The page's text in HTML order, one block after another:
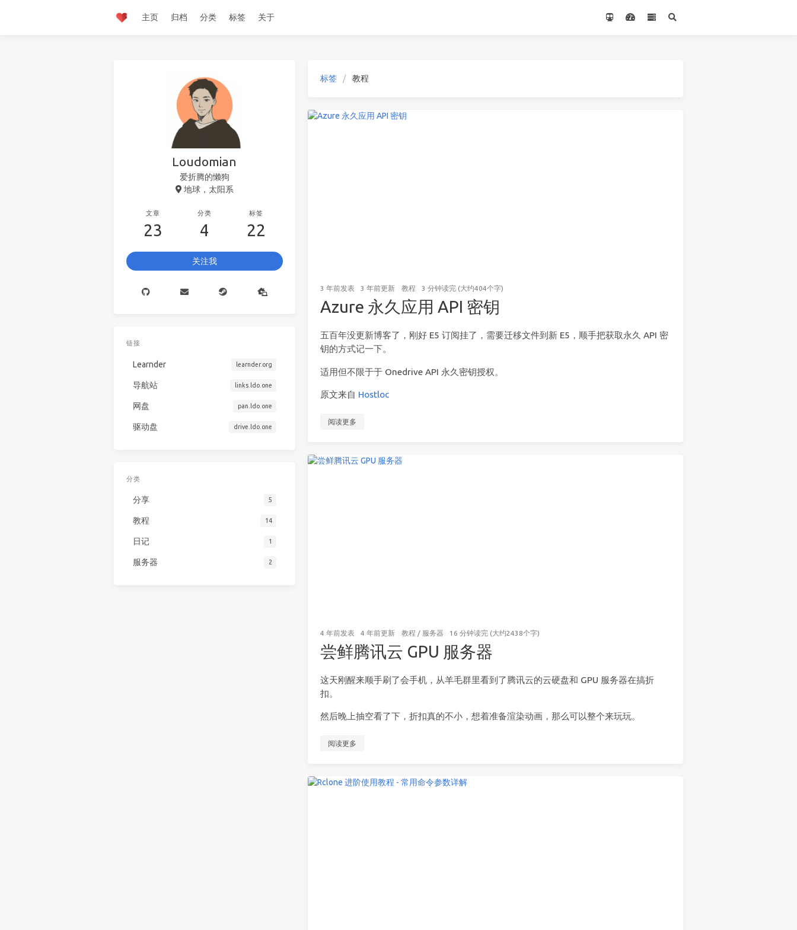
主页 归档 分类 标签 关于
标签 教程
3 年前发表 3 年前更新 教程 3 分钟读完 (大约404个字)
Azure 永久应用 API 密钥
五百年没更新博客了，刚好 E5 订阅挂了，需要迁移文件到新 E5，顺手把获取永久 API 密
钥的方式记一下。
适用但不限于于 Onedrive API 永久密钥授权。
原文来自 Hostloc
阅读更多
4 年前发表 4 年前更新 教程 / 服务器 16 分钟读完 (大约2438个字)
尝鲜腾讯云 GPU 服务器
这天刚醒来顺手刷了会手机，从羊毛群里看到了腾讯云的云硬盘和 GPU 服务器在搞折
扣。
然后晚上抽空看了下，折扣真的不小，想着准备渲染动画，那么可以整个来玩玩。
阅读更多
Loudomian
爱折腾的懒狗
地球，太阳系
文章
23
分类
4
标签
22
关注我
链接
Learnder learnder.org
导航站 links.ldo.one
网盘 pan.ldo.one
驱动盘 drive.ldo.one
分类
分享 5
教程 14
日记 1
服务器 2